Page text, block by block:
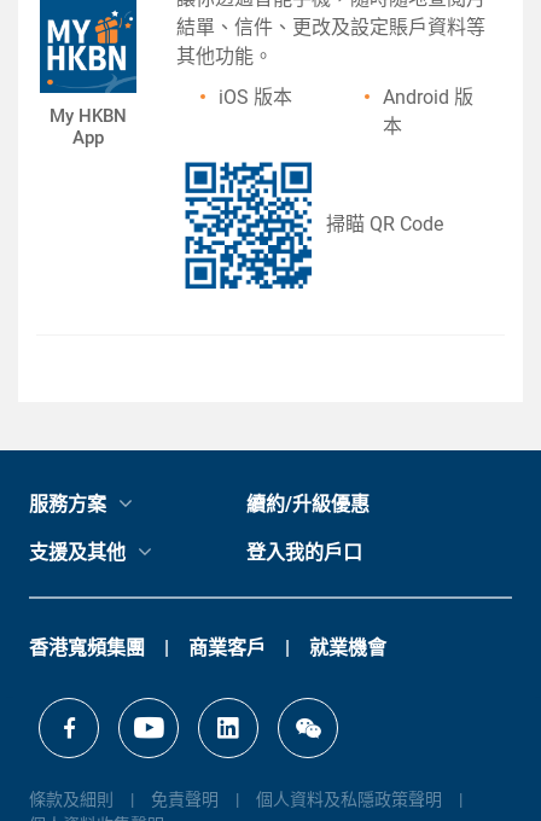
My HKBN
App
結單、信件、更改及設定賬戶資料等
其他功能。
iOS 版本
Android 版
本
掃瞄 QR Code
服務方案 續約/升級優惠
支援及其他 登入我的戶口
香港寬頻集團 商業客戶 就業機會
條款及細則 免責聲明
個人資料及私隱政策聲明